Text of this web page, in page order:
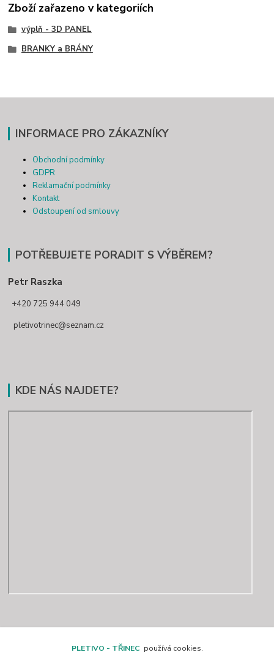
Zboží zařazeno v kategoriích
výplň - 3D PANEL
BRANKY a BRÁNY
INFORMACE PRO ZÁKAZNÍKY
Obchodní podmínky
GDPR
Reklamační podmínky
Kontakt
Odstoupení od smlouvy
POTŘEBUJETE PORADIT S VÝBĚREM?
Petr Raszka
+420 725 944 049
pletivotrinec@seznam.cz
KDE NÁS NAJDETE?
PLETIVO - TŘINEC používá cookies.